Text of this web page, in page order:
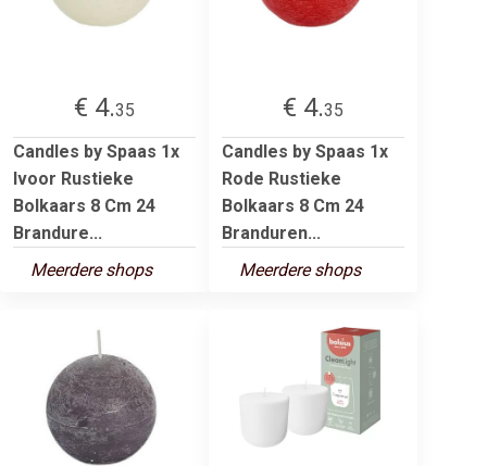
€ 4.35
Candles by Spaas 1x
Ivoor Rustieke
Bolkaars 8 Cm 24
Brandure...
Meerdere shops
€ 4.35
Candles by Spaas 1x
Rode Rustieke
Bolkaars 8 Cm 24
Branduren...
Meerdere shops